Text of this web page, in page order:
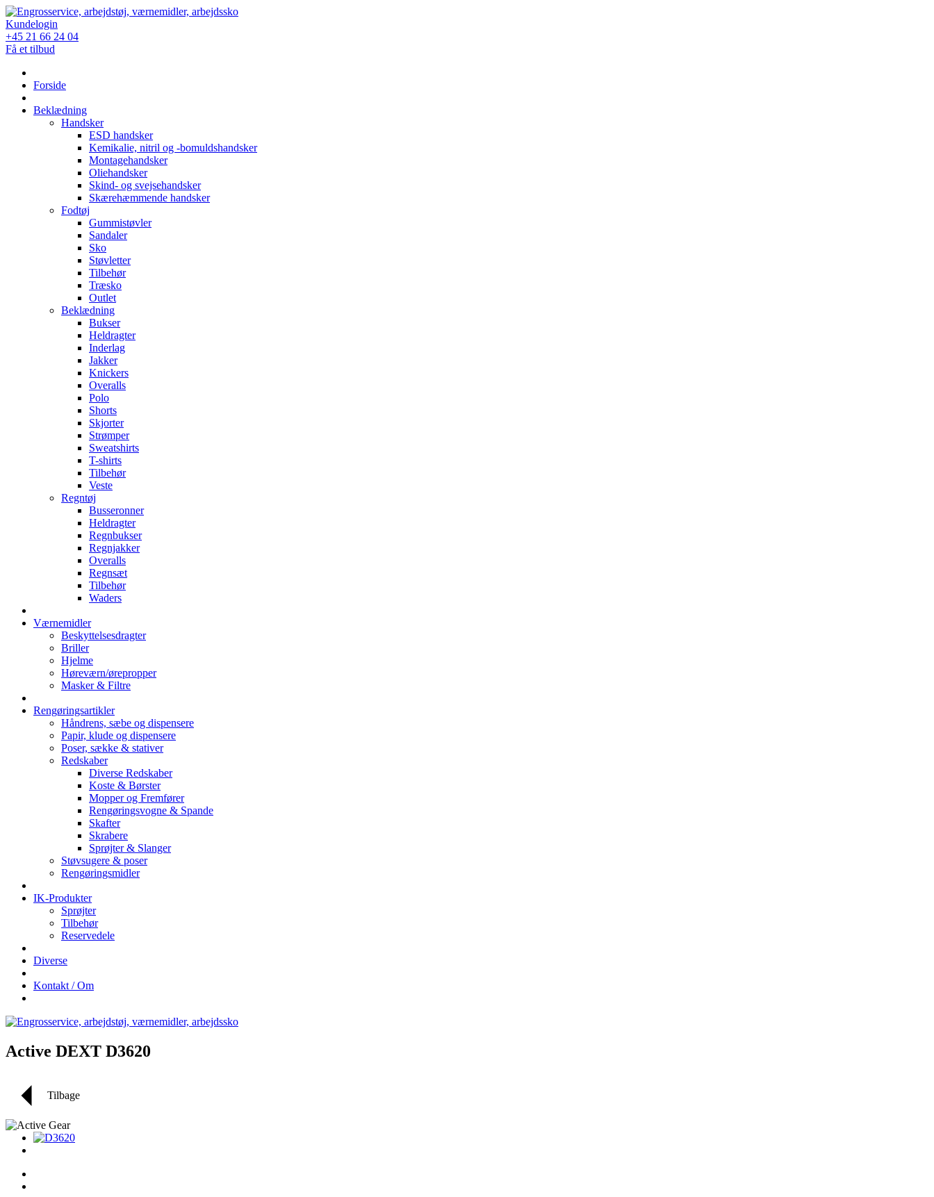
Skip
to
content
Kundelogin
+45 21 66 24 04
Få et tilbud
Forside
Beklædning
Handsker
ESD handsker
Kemikalie, nitril og -bomuldshandsker
Montagehandsker
Oliehandsker
Skind- og svejsehandsker
Skærehæmmende handsker
Fodtøj
Gummistøvler
Sandaler
Sko
Støvletter
Tilbehør
Træsko
Outlet
Beklædning
Bukser
Heldragter
Inderlag
Jakker
Knickers
Overalls
Polo
Shorts
Skjorter
Strømper
Sweatshirts
T-shirts
Tilbehør
Veste
Regntøj
Busseronner
Heldragter
Regnbukser
Regnjakker
Overalls
Regnsæt
Tilbehør
Waders
Værnemidler
Beskyttelsesdragter
Briller
Hjelme
Høreværn/ørepropper
Masker & Filtre
Rengøringsartikler
Håndrens, sæbe og dispensere
Papir, klude og dispensere
Poser, sække & stativer
Redskaber
Diverse Redskaber
Koste & Børster
Mopper og Fremfører
Rengøringsvogne & Spande
Skafter
Skrabere
Sprøjter & Slanger
Støvsugere & poser
Rengøringsmidler
IK-Produkter
Sprøjter
Tilbehør
Reservedele
Diverse
Kontakt / Om
Active DEXT D3620
Tilbage